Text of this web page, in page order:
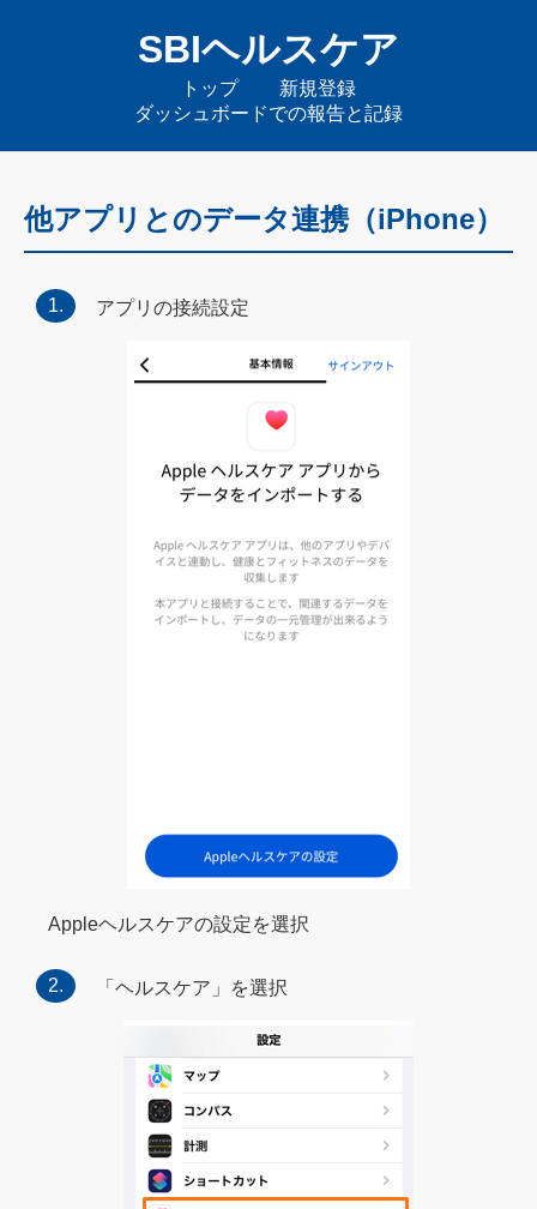
SBIヘルスケア
トップ
新規登録
ダッシュボードでの報告と記録
他アプリとのデータ連携（iPhone）
アプリの接続設定
Appleヘルスケアの設定を選択
「ヘルスケア」を選択